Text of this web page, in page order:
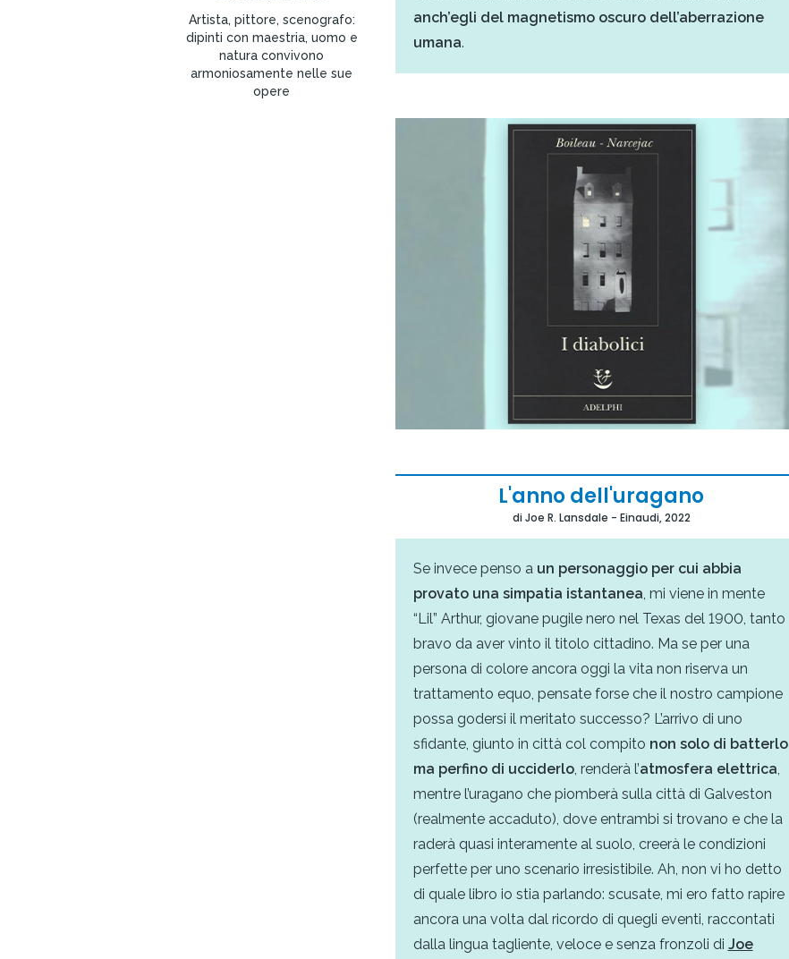
Artista, pittore, scenografo:
dipinti con maestria, uomo e
natura convivono
armoniosamente nelle sue
opere
anch’egli del magnetismo oscuro dell’aberrazione
umana.
L'anno dell'uragano
di Joe R. Lansdale - Einaudi, 2022
Se invece penso a un personaggio per cui abbia
provato una simpatia istantanea, mi viene in mente
“Lil” Arthur, giovane pugile nero nel Texas del 1900, tanto
bravo da aver vinto il titolo cittadino. Ma se per una
persona di colore ancora oggi la vita non riserva un
trattamento equo, pensate forse che il nostro campione
possa godersi il meritato successo? L’arrivo di uno
sfidante, giunto in città col compito non solo di batterlo
ma perfino di ucciderlo, renderà l’atmosfera elettrica,
mentre l’uragano che piomberà sulla città di Galveston
(realmente accaduto), dove entrambi si trovano e che la
raderà quasi interamente al suolo, creerà le condizioni
perfette per uno scenario irresistibile. Ah, non vi ho detto
di quale libro io stia parlando: scusate, mi ero fatto rapire
ancora una volta dal ricordo di quegli eventi, raccontati
dalla lingua tagliente, veloce e senza fronzoli di Joe